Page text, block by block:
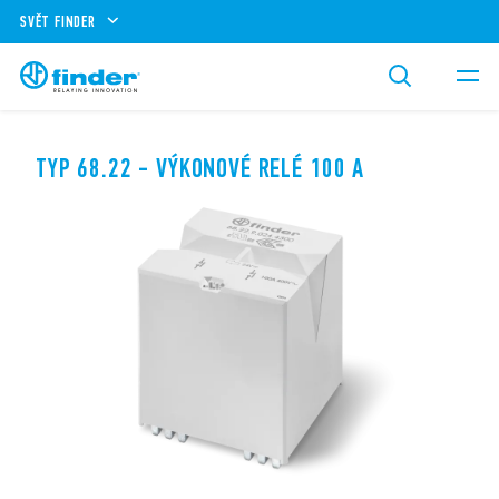
SVĚT FINDER
TYP 68.22 - VÝKONOVÉ RELÉ 100 A